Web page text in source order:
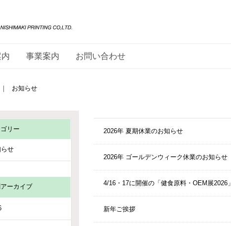
事業案内 お問い合わせ
｜ お知らせ
2026年 夏期休業のお知らせ
2026年 ゴールデンウィーク休業のお知らせ
4/16・17に開催の「健食原料・OEM展2026
新年ご挨拶
リー
せ
ーカイブ